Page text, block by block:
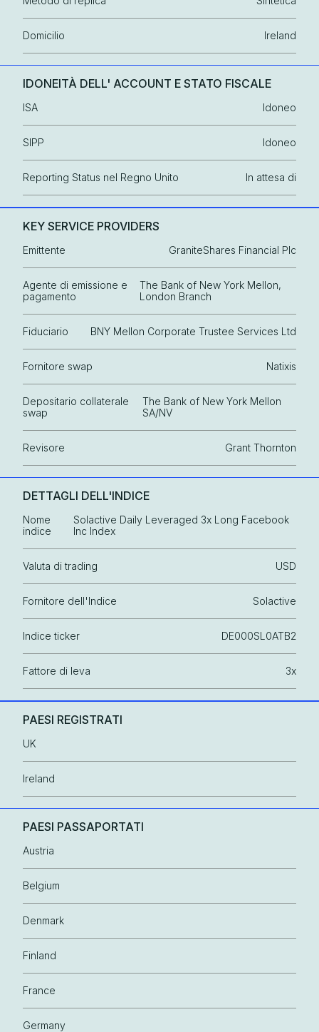
Domicilio Ireland
IDONEITÀ DELL' ACCOUNT E STATO FISCALE
ISA Idoneo
SIPP Idoneo
Reporting Status nel Regno Unito In attesa di
KEY SERVICE PROVIDERS
Emittente GraniteShares Financial Plc
Agente di emissione e
pagamento
The Bank of New York Mellon,
London Branch
Fiduciario BNY Mellon Corporate Trustee Services Ltd
Fornitore swap Natixis
Depositario collaterale
swap
The Bank of New York Mellon
SA/NV
Revisore Grant Thornton
DETTAGLI DELL'INDICE
Nome
indice
Solactive Daily Leveraged 3x Long Facebook
Inc Index
Valuta di trading USD
Fornitore dell'Indice Solactive
Indice ticker DE000SL0ATB2
Fattore di leva 3x
PAESI REGISTRATI
UK
Ireland
PAESI PASSAPORTATI
Austria
Belgium
Denmark
Finland
France
Germany